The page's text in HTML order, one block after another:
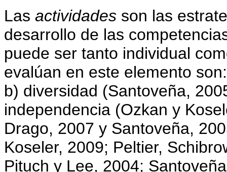
Las actividades son las
desarrollo de las
puede ser tanto individual
evalúan en este elemento
b) diversidad (Santoveña,
independencia (Ozkan y
Drago, 2007 y Santoveña,
Koseler, 2009; Peltier,
Pituch y Lee, 2004;